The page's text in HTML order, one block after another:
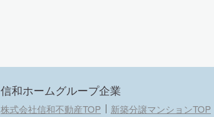
信和ホームグループ企業
株式会社信和不動産TOP 新築分譲マンションTOP